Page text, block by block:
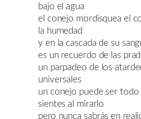
bajo el agua
el conejo mordisquea el
la humedad
y en la cascada de su
es un recuerdo de las
un parpadeo de los
universales
un conejo puede ser todo
sientes al mirarlo
pero nunca sabrás en